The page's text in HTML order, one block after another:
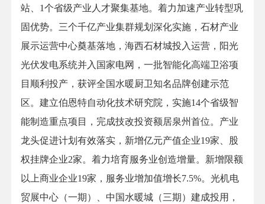
站、1个省级产业人才聚集基地。着力加速产业转型巩
固优势。三个千亿产业集群规划深化实施，石材产业
展示运营中心奠基落地，海西石材城投入运营，阳光
光伏发电系统并入国家电网，一批智能化高端卫浴项
目顺利投产，获评全国水暖厨卫知名品牌创建示范
区。建立伯恩特自动化技术研究院，实施14个省级智
能制造重点项目，完成技改投资额居泉州首位。产业
龙头促进计划有效落实，新增亿元产值企业19家、股
权挂牌企业2家。着力培育服务业创造增量。新增限额
以上商业企业19家，服务业增加值增长7.5%。光机电
贸展中心（一期）、中国水暖城（三期）建成投用，